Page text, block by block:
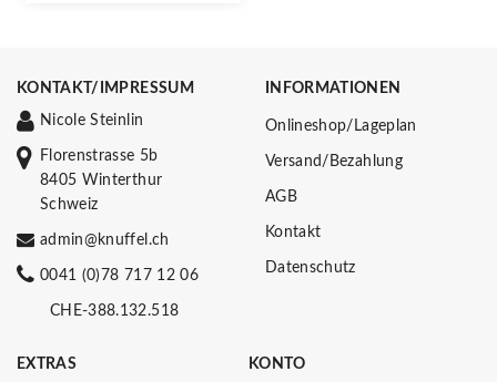
KONTAKT/IMPRESSUM
Nicole Steinlin
Florenstrasse 5b
8405 Winterthur
Schweiz
admin@knuffel.ch
0041 (0)78 717 12 06
CHE-388.132.518
INFORMATIONEN
Onlineshop/Lageplan
Versand/Bezahlung
AGB
Kontakt
Datenschutz
EXTRAS KONTO